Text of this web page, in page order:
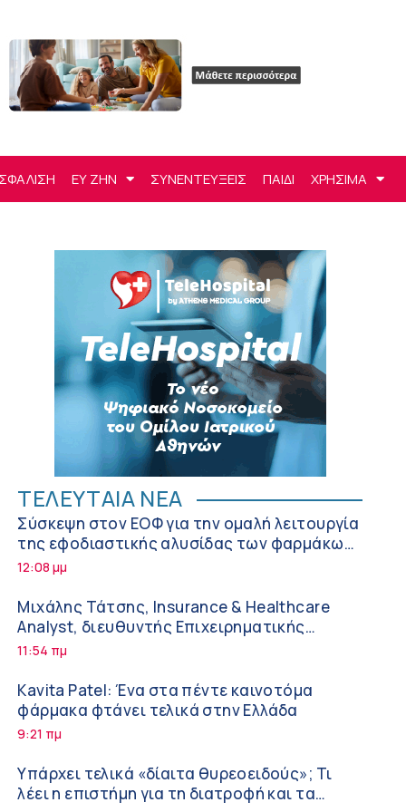
ΕΥ ΖΗΝ ΣΥΝΕΝΤΕΥΞΕΙΣ ΠΑΙΔΙ ΧΡΗΣΙΜΑ
ΤΕΛΕΥΤΑΙΑ ΝΕΑ
Σύσκεψη στον ΕΟΦ για την ομαλή λειτουργία
της εφοδιαστικής αλυσίδας των φαρμάκων
στη διάρκεια του καλοκαιριού
12:08 μμ
Μιχάλης Τάτσης, Insurance & Healthcare
Analyst, διευθυντής Επιχειρηματικής
Ανάπτυξης Ομίλου HHG
11:54 πμ
Kavita Patel: Ένα στα πέντε καινοτόμα
φάρμακα φτάνει τελικά στην Ελλάδα
9:21 πμ
Υπάρχει τελικά «δίαιτα θυρεοειδούς»; Τι
λέει η επιστήμη για τη διατροφή και τα